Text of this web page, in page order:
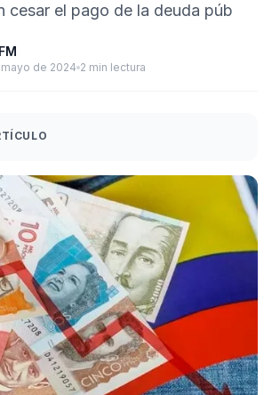
cesar el pago de la deuda púb
de 2024 2 min lectura